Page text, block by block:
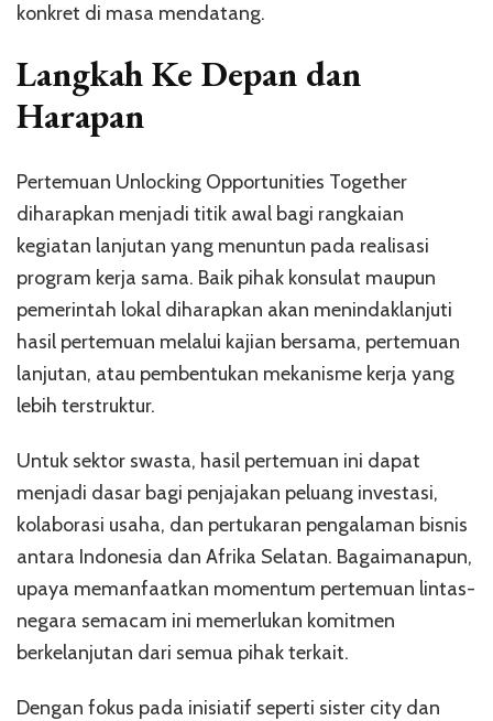
konkret di masa mendatang.
Langkah Ke Depan dan
Harapan
Pertemuan Unlocking Opportunities Together
diharapkan menjadi titik awal bagi rangkaian
kegiatan lanjutan yang menuntun pada realisasi
program kerja sama. Baik pihak konsulat maupun
pemerintah lokal diharapkan akan menindaklanjuti
hasil pertemuan melalui kajian bersama, pertemuan
lanjutan, atau pembentukan mekanisme kerja yang
lebih terstruktur.
Untuk sektor swasta, hasil pertemuan ini dapat
menjadi dasar bagi penjajakan peluang investasi,
kolaborasi usaha, dan pertukaran pengalaman bisnis
antara Indonesia dan Afrika Selatan. Bagaimanapun,
upaya memanfaatkan momentum pertemuan lintas-
negara semacam ini memerlukan komitmen
berkelanjutan dari semua pihak terkait.
Dengan fokus pada inisiatif seperti sister city dan